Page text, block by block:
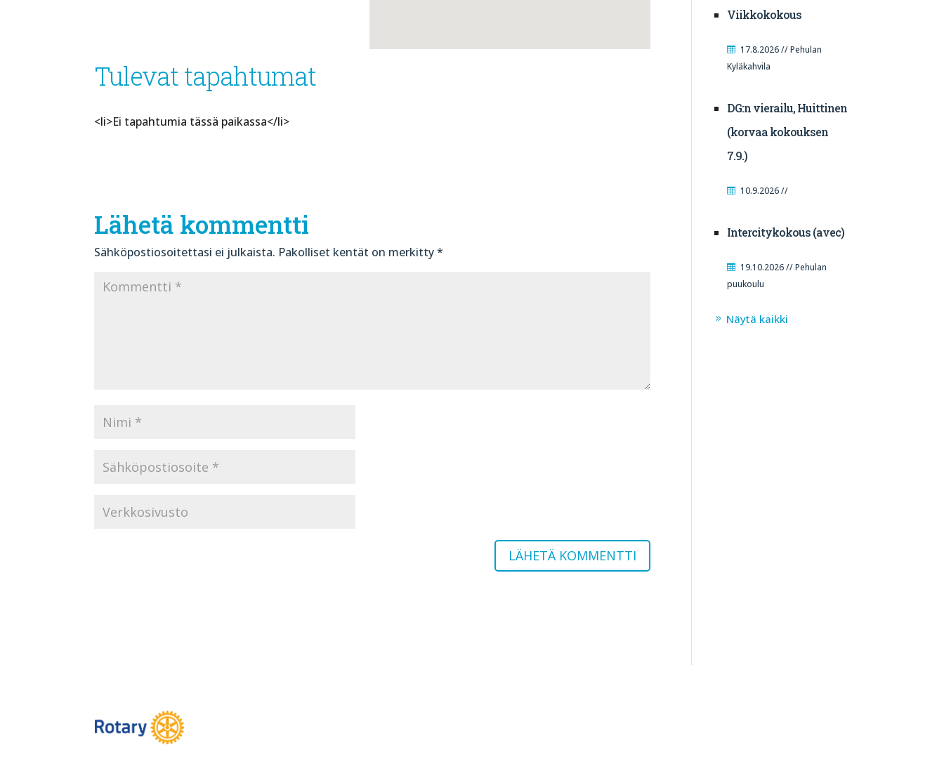
Tulevat tapahtumat
<li>Ei tapahtumia tässä paikassa</li>
Lähetä kommentti
Sähköpostiosoitettasi ei julkaista. Pakolliset kentät on merkitty*
Viikkokokous
17.8.2026 // Pehulan
Kyläkahvila
DG:n vierailu, Huittinen
(korvaa kokouksen
7.9.)
10.9.2026 //
Intercitykokous (avec)
19.10.2026 // Pehulan
puukoulu
Näytä kaikki